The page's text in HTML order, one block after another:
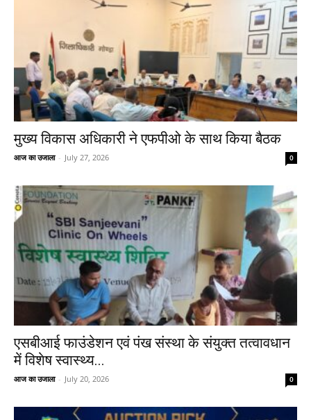
मुख्य विकास अधिकारी ने एफपीओ के साथ किया बैठक
आज का उजाला - July 27, 2026 0
एसबीआई फाउंडेशन एवं पंख संस्था के संयुक्त तत्वावधान
में विशेष स्वास्थ्य...
आज का उजाला - July 20, 2026 0